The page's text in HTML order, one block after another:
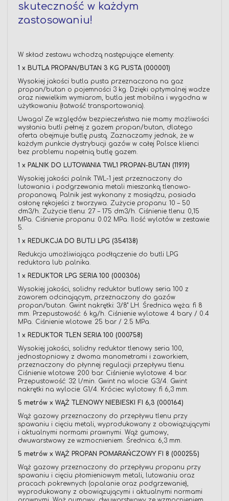
skuteczność w każdym
zastosowaniu!
W skład zestawu wchodzą następujące elementy:
1 x BUTLA PROPAN/BUTAN 3 KG PUSTA (000001)
Wysokiej jakości butla pusta przeznaczona na gaz
propan/butan o pojemności 3 kg. Dzięki optymalnej wadze
oraz niewielkim wymiarom, butla jest mobilna i wygodna w
użytkowaniu (łatwość transportowania).
Uwaga! Ze względów bezpieczeństwa nie mamy możliwości
wysłania butli pełnej z gazem propan/butan, dlatego
oferta obejmuje butlę pustą. Zaznaczamy jednak, że w
każdym punkcie dystrybucji gazów w całej Polsce klienci
bez problemu napełnią butlę gazem.
1 x PALNIK DO LUTOWANIA TWL1 PROPAN-BUTAN (11919)
Wysokiej jakości palnik TWL-1 jest przeznaczony do
lutowania i podgrzewania metali mieszanką tlenowo-
propanową. Palnik jest wykonany z mosiądzu, posiada
osłonę rękojeści z tworzywa. Zużycie propanu: 10 – 50
dm3/h. Zużycie tlenu: 27 – 175 dm3/h. Ciśnienie tlenu: 0,15
MPa. Ciśnienie propanu: 0.02 MPa. Ilość wylotów w zestawie:
5.
1 x REDUKCJA DO BUTLI LPG (354138)
Redukcja umożliwiająca podłączenie do butli LPG
reduktora lub palnika.
1 x REDUKTOR LPG SERIA 100 (000306)
Wysokiej jakości, solidny reduktor butlowy seria 100 z
zaworem odcinającym, przeznaczony do gazów
propan/butan. Gwint nakrętki: 3/8" LH. Średnica węża: fi 8
mm. Przepustowość: 6 kg/h. Ciśnienie wylotowe: 4 bary / 0.4
MPa. Ciśnienie wlotowe: 25 bar / 2.5 MPa.
1 x REDUKTOR TLEN SERIA 100 (000758)
Wysokiej jakości, solidny reduktor tlenowy seria 100,
jednostopniowy z dwoma manometrami i zaworkiem,
przeznaczony do płynnej regulacji przepływu tlenu.
Ciśnienie wlotowe: 200 bar. Ciśnienie wylotowe: 4 bar.
Przepustowość: 32 l/min. Gwint na wlocie: G3/4. Gwint
nakrętki na wylocie: G1/4. Króciec wylotowy: fi 6,3 mm.
5 metrów x WĄŻ TLENOWY NIEBIESKI FI 6,3 (000164)
Wąż gazowy przeznaczony do przepływu tlenu przy
spawaniu i cięciu metali, wyprodukowany z obowiązującymi
i aktualnymi normami prawnymi. Wąż gumowy,
dwuwarstwowy ze wzmocnieniem. Średnica: 6,3 mm.
5 metrów x WĄŻ PROPAN POMARAŃCZOWY FI 8 (000255)
Wąż gazowy przeznaczony do przepływu propanu przy
spawaniu i cięciu płomieniowym metali, lutowaniu oraz
pracach pokrewnych (opalanie oraz podgrzewanie),
wyprodukowany z obowiązującymi i aktualnymi normami